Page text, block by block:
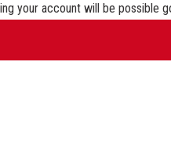
your account will be possible